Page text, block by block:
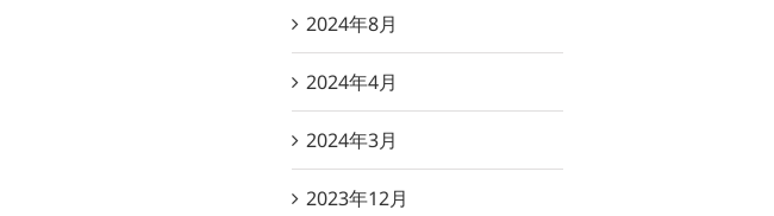
2024年8月
2024年4月
2024年3月
2023年12月